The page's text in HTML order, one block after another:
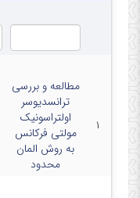
۱
مطالعه و بررسی
ترانسدیوسر
اولتراسونیک
مولتی فرکانس
به روش المان
محدود